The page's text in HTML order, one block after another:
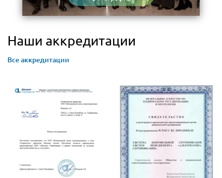
Наши аккредитации
Все аккредитации